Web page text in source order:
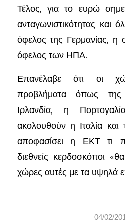
Τέλος, για το ευρώ
ανταγωνιστικότητας και
όφελος της Γερμανίας, η
όφελος των ΗΠΑ.
Επανέλαβε ότι οι
προβλήματα όπως
Ιρλανδία, η
ακολουθούν η Ιταλία
αποφασίσει η ΕΚΤ τι
διεθνείς κερδοσκόποι
χώρες αυτές με τα υψηλά
04/02/